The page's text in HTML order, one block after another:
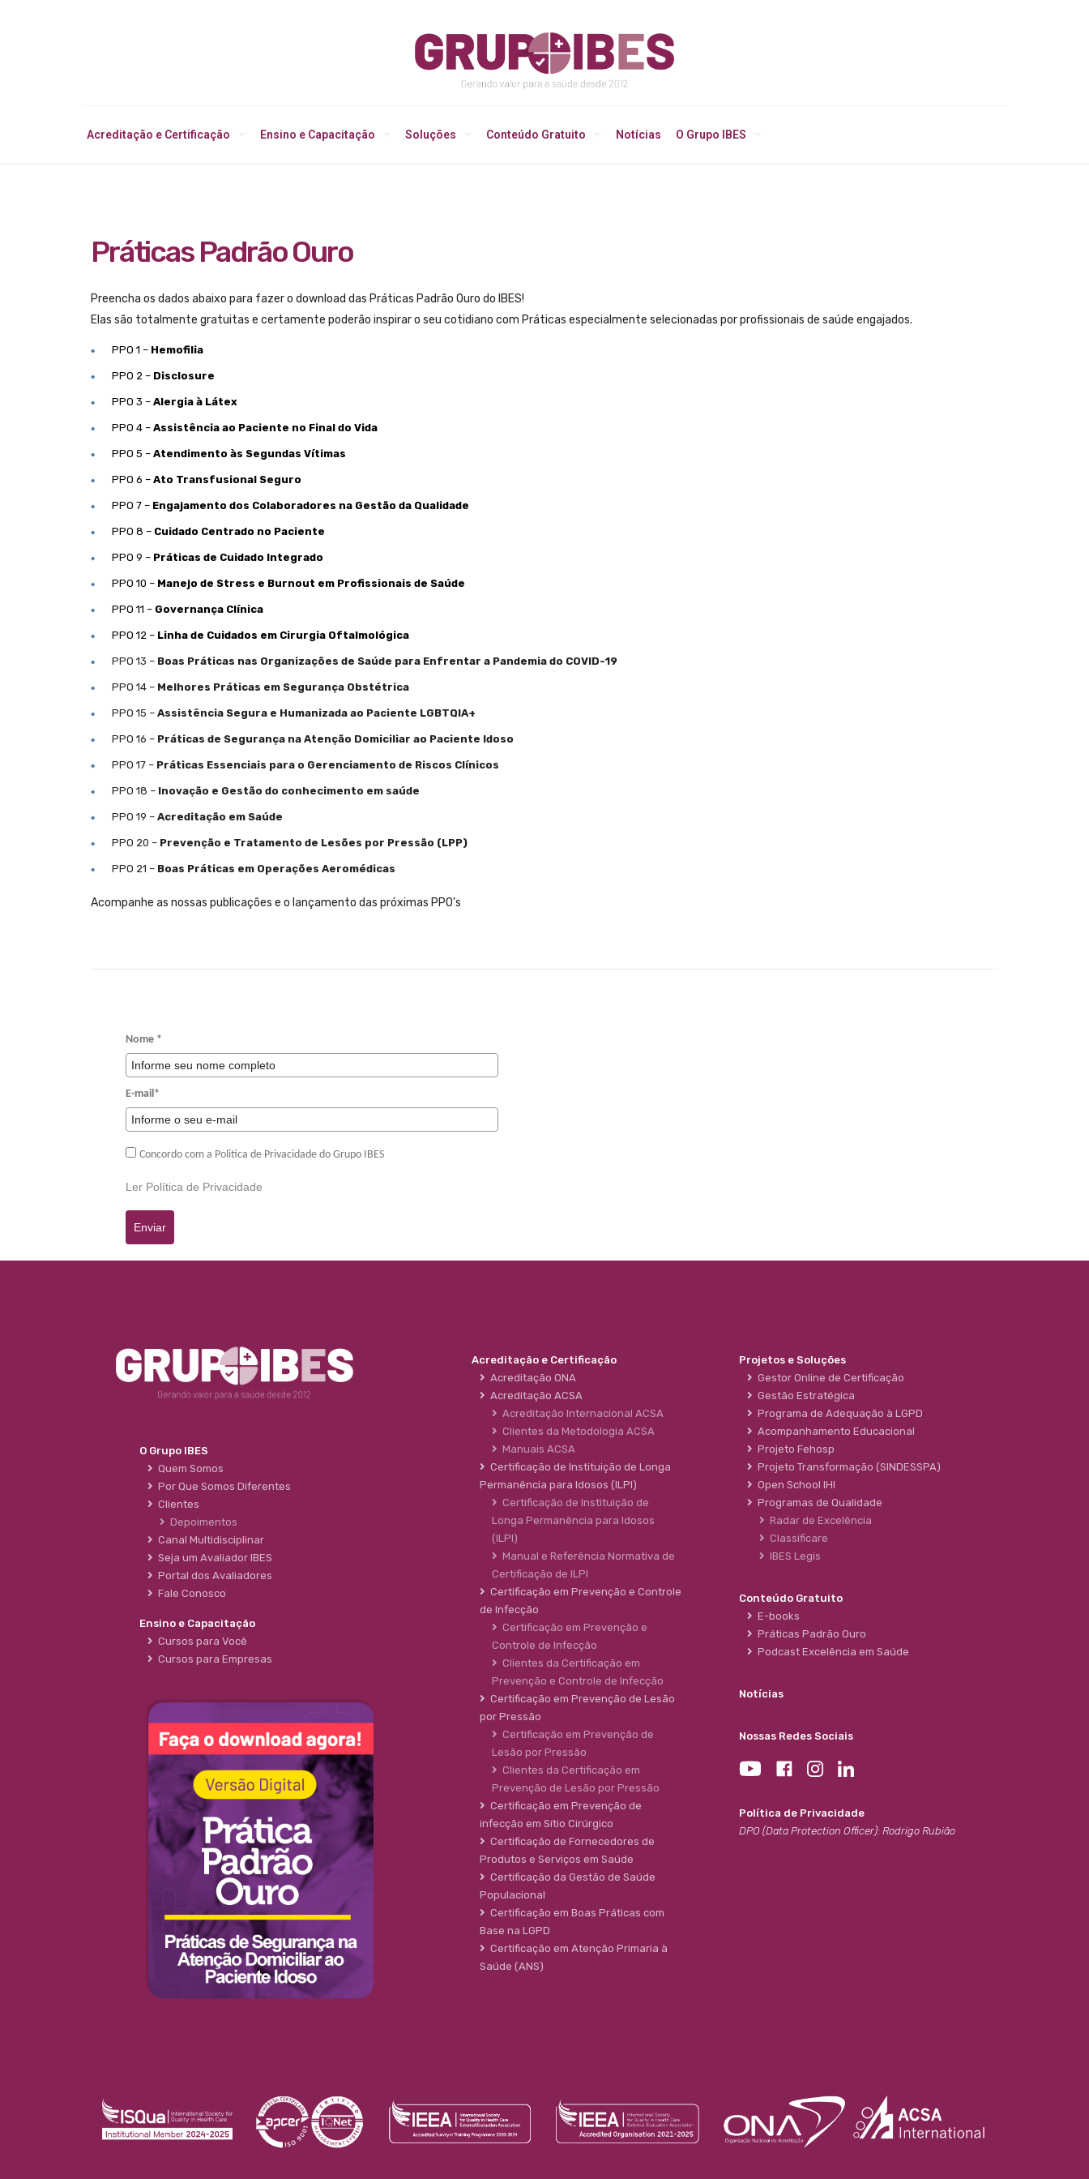
Acreditação e Certificação Ensino e Capacitação Soluções Conteúdo Gratuito Notícias O Grupo IBES
Práticas Padrão Ouro
Preencha os dados abaixo para fazer o download das Práticas Padrão Ouro do IBES!
Elas são totalmente gratuitas e certamente poderão inspirar o seu cotidiano com Práticas especialmente selecionadas por profissionais de saúde engajados.
PPO 1 – Hemofilia
PPO 2 – Disclosure
PPO 3 – Alergia à Látex
PPO 4 – Assistência ao Paciente no Final do Vida
PPO 5 – Atendimento às Segundas Vítimas
PPO 6 – Ato Transfusional Seguro
PPO 7 – Engajamento dos Colaboradores na Gestão da Qualidade
PPO 8 – Cuidado Centrado no Paciente
PPO 9 – Práticas de Cuidado Integrado
PPO 10 – Manejo de Stress e Burnout em Profissionais de Saúde
PPO 11 – Governança Clínica
PPO 12 – Linha de Cuidados em Cirurgia Oftalmológica
PPO 13 – Boas Práticas nas Organizações de Saúde para Enfrentar a Pandemia do COVID-19
PPO 14 – Melhores Práticas em Segurança Obstétrica
PPO 15 – Assistência Segura e Humanizada ao Paciente LGBTQIA+
PPO 16 – Práticas de Segurança na Atenção Domiciliar ao Paciente Idoso
PPO 17 – Práticas Essenciais para o Gerenciamento de Riscos Clínicos
PPO 18 – Inovação e Gestão do conhecimento em saúde
PPO 19 – Acreditação em Saúde
PPO 20 – Prevenção e Tratamento de Lesões por Pressão (LPP)
PPO 21 – Boas Práticas em Operações Aeromédicas
Acompanhe as nossas publicações e o lançamento das próximas PPO’s
Nome *
E-mail*
Concordo com a Politica de Privacidade do Grupo IBES
Ler Política de Privacidade
Enviar
O Grupo IBES
Quem Somos
Por Que Somos Diferentes
Clientes
Depoimentos
Canal Multidisciplinar
Seja um Avaliador IBES
Portal dos Avaliadores
Fale Conosco
Ensino e Capacitação
Cursos para Você
Cursos para Empresas
Acreditação e Certificação
Acreditação ONA
Acreditação ACSA
Acreditação Internacional ACSA
Clientes da Metodologia ACSA
Manuais ACSA
Certificação de Instituição de Longa
Permanência para Idosos (ILPI)
Certificação de Instituição de
Longa Permanência para Idosos
(ILPI)
Manual e Referência Normativa de
Certificação de ILPI
Certificação em Prevenção e Controle
de Infecção
Certificação em Prevenção e
Controle de Infecção
Clientes da Certificação em
Prevenção e Controle de Infecção
Certificação em Prevenção de Lesão
por Pressão
Certificação em Prevenção de
Lesão por Pressão
Clientes da Certificação em
Prevenção de Lesão por Pressão
Certificação em Prevenção de
infecção em Sítio Cirúrgico
Certificação de Fornecedores de
Produtos e Serviços em Saúde
Certificação da Gestão de Saúde
Populacional
Certificação em Boas Práticas com
Base na LGPD
Certificação em Atenção Primaria à
Saúde (ANS)
Projetos e Soluções
Gestor Online de Certificação
Gestão Estratégica
Programa de Adequação à LGPD
Acompanhamento Educacional
Projeto Fehosp
Projeto Transformação (SINDESSPA)
Open School IHI
Programas de Qualidade
Radar de Excelência
Classificare
IBES Legis
Conteúdo Gratuito
E-books
Práticas Padrão Ouro
Podcast Excelência em Saúde
Notícias
Nossas Redes Sociais
Política de Privacidade
DPO (Data Protection Officer): Rodrigo Rubião